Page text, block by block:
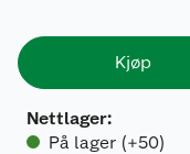
Kjøp
Nettlager:
På lager (+50)